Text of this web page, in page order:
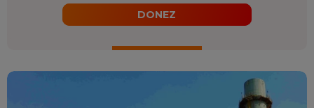
DONEZ